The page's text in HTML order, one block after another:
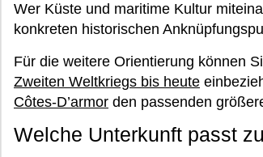
Wer Küste und maritime Kultur
konkreten historischen
Für die weitere Orientierung können
Zweiten Weltkriegs bis heute
Côtes-D’armor den passenden
Welche Unterkunft passt